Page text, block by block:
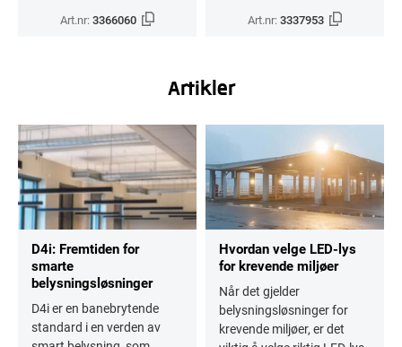
Art.nr:3366060 Art.nr:3337953
Artikler
D4i: Fremtiden for
smarte
belysningsløsninger
D4i er en banebrytende
standard i en verden av
Hvordan velge LED-lys
for krevende miljøer
Når det gjelder
belysningsløsninger for
krevende miljøer, er det